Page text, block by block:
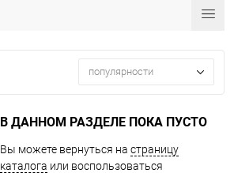
популярности
В ДАННОМ РАЗДЕЛЕ ПОКА ПУСТО
Вы можете вернуться на страницу
каталога или воспользоваться